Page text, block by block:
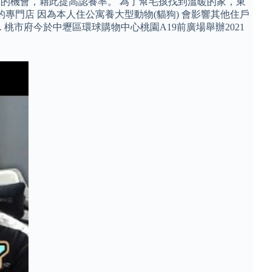
門店 因為本人住公寓養大型動物(貓狗) 會影響其他住戶
市府今於中壢區環球購物中心桃園A19前廣場舉辦2021